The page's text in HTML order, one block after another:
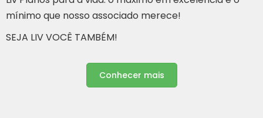
mínimo que nosso associado merece!
SEJA LIV VOCÊ TAMBÉM!
Conhecer mais